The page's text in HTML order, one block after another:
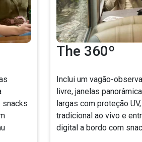
snacks
The 360º
Inclui um vagão-
livre, janelas
largas com proteção
tradicional ao vivo e
digital a bordo com